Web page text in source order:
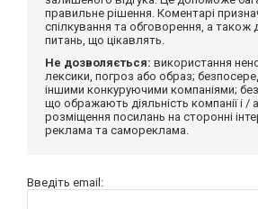
правильне рішення. Коментарі
спілкування та обговорення, а також
питань, що цікавлять.
Не дозволяється: використання
лексики, погроз або образ;
іншими конкуруючими компаніями;
що ображають діяльність компанії і /
розміщення посилань на сторонні
реклама та самореклама.
Введіть email: